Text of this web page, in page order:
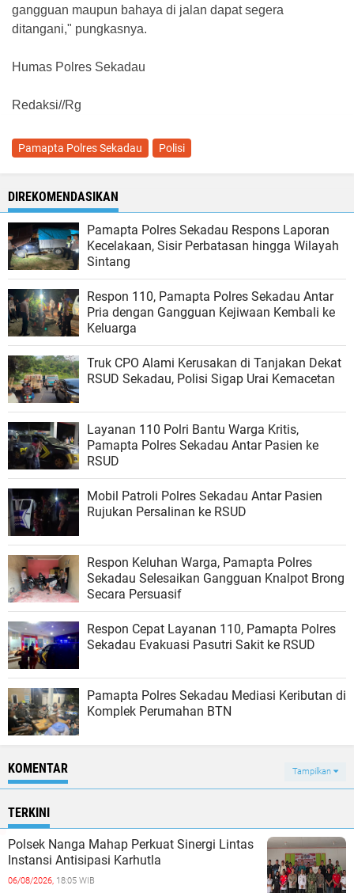
gangguan maupun bahaya di jalan dapat segera
ditangani," pungkasnya.
Humas Polres Sekadau
Redaksi//Rg
Pamapta Polres Sekadau Polisi
DIREKOMENDASIKAN
Pamapta Polres Sekadau Respons Laporan
Kecelakaan, Sisir Perbatasan hingga Wilayah
Sintang
Respon 110, Pamapta Polres Sekadau Antar
Pria dengan Gangguan Kejiwaan Kembali ke
Keluarga
Truk CPO Alami Kerusakan di Tanjakan Dekat
RSUD Sekadau, Polisi Sigap Urai Kemacetan
Layanan 110 Polri Bantu Warga Kritis,
Pamapta Polres Sekadau Antar Pasien ke
RSUD
Mobil Patroli Polres Sekadau Antar Pasien
Rujukan Persalinan ke RSUD
Respon Keluhan Warga, Pamapta Polres
Sekadau Selesaikan Gangguan Knalpot Brong
Secara Persuasif
Respon Cepat Layanan 110, Pamapta Polres
Sekadau Evakuasi Pasutri Sakit ke RSUD
Pamapta Polres Sekadau Mediasi Keributan di
Komplek Perumahan BTN
KOMENTAR Tampilkan
TERKINI
Polsek Nanga Mahap Perkuat Sinergi Lintas
Instansi Antisipasi Karhutla
06/08/2026, 18:05 WIB